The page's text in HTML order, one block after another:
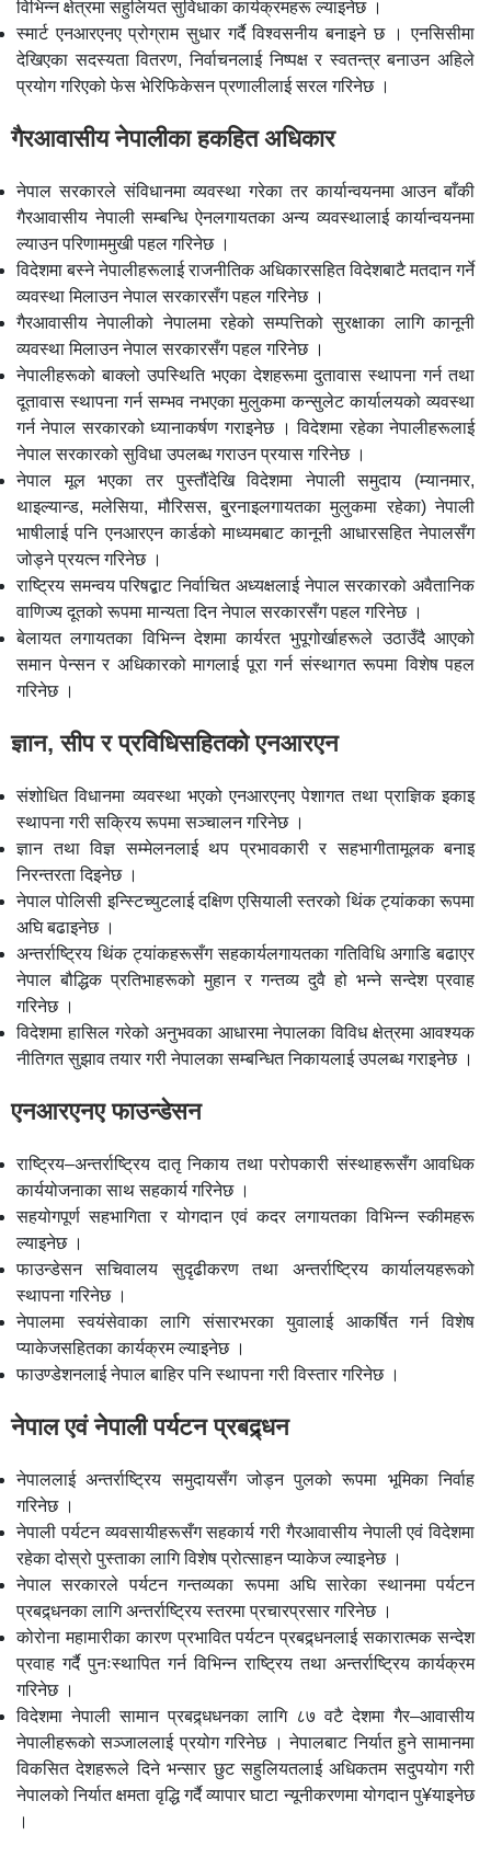
विभिन्न क्षेत्रमा सहुलियत सुविधाका कार्यक्रमहरू ल्याइनेछ ।
स्मार्ट एनआरएनए प्रोग्राम सुधार गर्दै विश्वसनीय बनाइने छ । एनसिसीमा
देखिएका सदस्यता वितरण, निर्वाचनलाई निष्पक्ष र स्वतन्त्र बनाउन अहिले
प्रयोग गरिएको फेस भेरिफिकेसन प्रणालीलाई सरल गरिनेछ ।
गैरआवासीय नेपालीका हकहित अधिकार
नेपाल सरकारले संविधानमा व्यवस्था गरेका तर कार्यान्वयनमा आउन बाँकी
गैरआवासीय नेपाली सम्बन्धि ऐनलगायतका अन्य व्यवस्थालाई कार्यान्वयनमा
ल्याउन परिणाममुखी पहल गरिनेछ ।
विदेशमा बस्ने नेपालीहरूलाई राजनीतिक अधिकारसहित विदेशबाटै मतदान गर्ने
व्यवस्था मिलाउन नेपाल सरकारसँग पहल गरिनेछ ।
गैरआवासीय नेपालीको नेपालमा रहेको सम्पत्तिको सुरक्षाका लागि कानूनी
व्यवस्था मिलाउन नेपाल सरकारसँग पहल गरिनेछ ।
नेपालीहरूको बाक्लो उपस्थिति भएका देशहरूमा दुतावास स्थापना गर्न तथा
दूतावास स्थापना गर्न सम्भव नभएका मुलुकमा कन्सुलेट कार्यालयको व्यवस्था
गर्न नेपाल सरकारको ध्यानाकर्षण गराइनेछ । विदेशमा रहेका नेपालीहरूलाई
नेपाल सरकारको सुविधा उपलब्ध गराउन प्रयास गरिनेछ ।
नेपाल मूल भएका तर पुस्तौंदेखि विदेशमा नेपाली समुदाय (म्यानमार,
थाइल्यान्ड, मलेसिया, मौरिसस, बु्रनाइलगायतका मुलुकमा रहेका) नेपाली
भाषीलाई पनि एनआरएन कार्डको माध्यमबाट कानूनी आधारसहित नेपालसँग
जोड्ने प्रयत्न गरिनेछ ।
राष्ट्रिय समन्वय परिषद्बाट निर्वाचित अध्यक्षलाई नेपाल सरकारको अवैतानिक
वाणिज्य दूतको रूपमा मान्यता दिन नेपाल सरकारसँग पहल गरिनेछ ।
बेलायत लगायतका विभिन्न देशमा कार्यरत भुपूगोर्खाहरूले उठाउँदै आएको
समान पेन्सन र अधिकारको मागलाई पूरा गर्न संस्थागत रूपमा विशेष पहल
गरिनेछ ।
ज्ञान, सीप र प्रविधिसहितको एनआरएन
संशोधित विधानमा व्यवस्था भएको एनआरएनए पेशागत तथा प्राज्ञिक इकाइ
स्थापना गरी सक्रिय रूपमा सञ्चालन गरिनेछ ।
ज्ञान तथा विज्ञ सम्मेलनलाई थप प्रभावकारी र सहभागीतामूलक बनाइ
निरन्तरता दिइनेछ ।
नेपाल पोलिसी इन्स्टिच्युटलाई दक्षिण एसियाली स्तरको थिंक ट्यांकका रूपमा
अघि बढाइनेछ ।
अन्तर्राष्ट्रिय थिंक ट्यांकहरूसँग सहकार्यलगायतका गतिविधि अगाडि बढाएर
नेपाल बौद्धिक प्रतिभाहरूको मुहान र गन्तव्य दुवै हो भन्ने सन्देश प्रवाह
गरिनेछ ।
विदेशमा हासिल गरेको अनुभवका आधारमा नेपालका विविध क्षेत्रमा आवश्यक
नीतिगत सुझाव तयार गरी नेपालका सम्बन्धित निकायलाई उपलब्ध गराइनेछ ।
एनआरएनए फाउन्डेसन
राष्ट्रिय–अन्तर्राष्ट्रिय दातृ निकाय तथा परोपकारी संस्थाहरूसँग आवधिक
कार्ययोजनाका साथ सहकार्य गरिनेछ ।
सहयोगपूर्ण सहभागिता र योगदान एवं कदर लगायतका विभिन्न स्कीमहरू
ल्याइनेछ ।
फाउन्डेसन सचिवालय सुदृढीकरण तथा अन्तर्राष्ट्रिय कार्यालयहरूको
स्थापना गरिनेछ ।
नेपालमा स्वयंसेवाका लागि संसारभरका युवालाई आकर्षित गर्न विशेष
प्याकेजसहितका कार्यक्रम ल्याइनेछ ।
फाउण्डेशनलाई नेपाल बाहिर पनि स्थापना गरी विस्तार गरिनेछ ।
नेपाल एवं नेपाली पर्यटन प्रबद्र्धन
नेपाललाई अन्तर्राष्ट्रिय समुदायसँग जोड्न पुलको रूपमा भूमिका निर्वाह
गरिनेछ ।
नेपाली पर्यटन व्यवसायीहरूसँग सहकार्य गरी गैरआवासीय नेपाली एवं विदेशमा
रहेका दोस्रो पुस्ताका लागि विशेष प्रोत्साहन प्याकेज ल्याइनेछ ।
नेपाल सरकारले पर्यटन गन्तव्यका रूपमा अघि सारेका स्थानमा पर्यटन
प्रबद्र्धनका लागि अन्तर्राष्ट्रिय स्तरमा प्रचारप्रसार गरिनेछ ।
कोरोना महामारीका कारण प्रभावित पर्यटन प्रबद्र्धनलाई सकारात्मक सन्देश
प्रवाह गर्दै पुनःस्थापित गर्न विभिन्न राष्ट्रिय तथा अन्तर्राष्ट्रिय कार्यक्रम
गरिनेछ ।
विदेशमा नेपाली सामान प्रबद्र्धधनका लागि ८७ वटै देशमा गैर–आवासीय
नेपालीहरूको सञ्जाललाई प्रयोग गरिनेछ । नेपालबाट निर्यात हुने सामानमा
विकसित देशहरूले दिने भन्सार छुट सहुलियतलाई अधिकतम सदुपयोग गरी
नेपालको निर्यात क्षमता वृद्धि गर्दै व्यापार घाटा न्यूनीकरणमा योगदान पु¥याइनेछ
।